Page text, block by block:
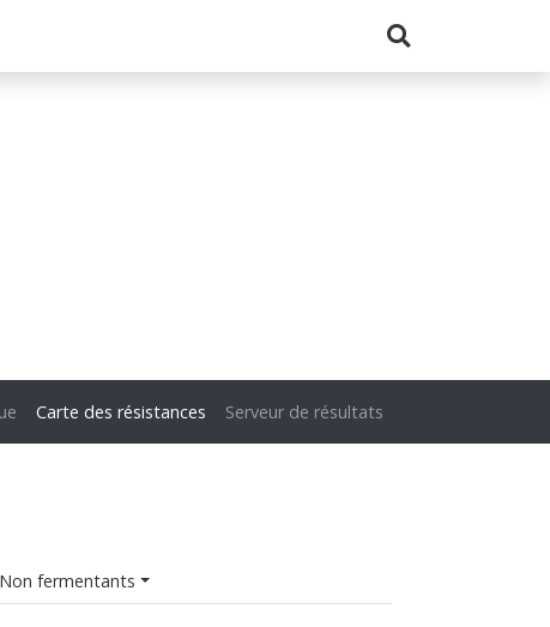
Carte des résistances Serveur de résultats
Non fermentants